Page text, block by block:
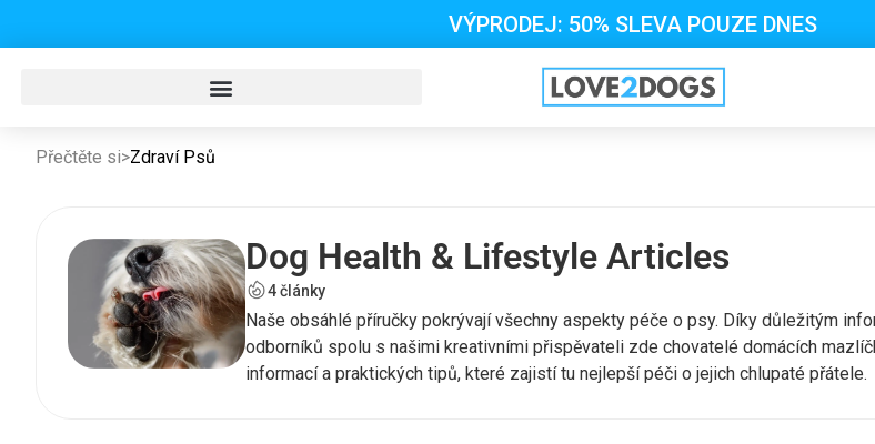
VÝPRODEJ: 50% SLEVA POUZE DNES
Přečtěte si>Zdraví Psů
Dog Health & Lifestyle Articles
4 články
Naše obsáhlé příručky pokrývají všechny aspekty péče o psy. Díky důležitým
odborníků spolu s našimi kreativními přispěvateli zde chovatelé domácích
informací a praktických tipů, které zajistí tu nejlepší péči o jejich chlupaté přátele.